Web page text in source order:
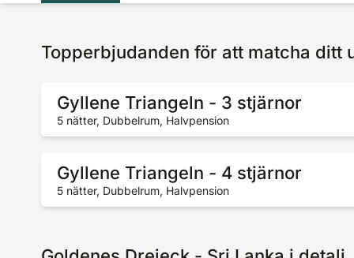
Topperbjudanden för att matcha ditt
Gyllene Triangeln - 3 stjärnor
5 nätter, Dubbelrum, Halvpension
Gyllene Triangeln - 4 stjärnor
5 nätter, Dubbelrum, Halvpension